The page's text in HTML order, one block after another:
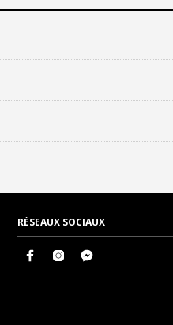
RÉSEAUX SOCIAUX